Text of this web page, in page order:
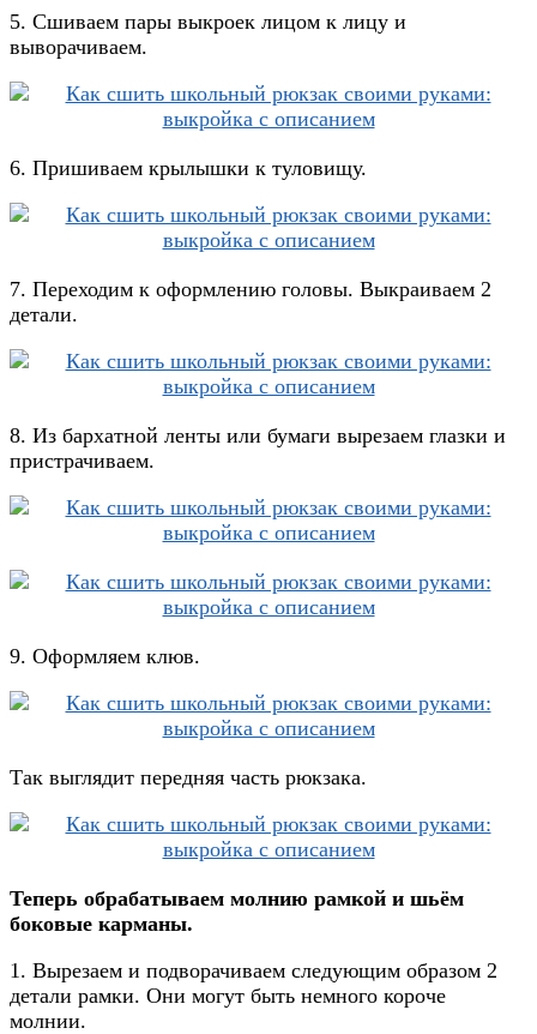
5. Сшиваем пары выкроек лицом к лицу и
выворачиваем.
6. Пришиваем крылышки к туловищу.
7. Переходим к оформлению головы. Выкраиваем 2
детали.
8. Из бархатной ленты или бумаги вырезаем глазки и
пристрачиваем.
9. Оформляем клюв.
Так выглядит передняя часть рюкзака.
Теперь обрабатываем молнию рамкой и шьём
боковые карманы.
1. Вырезаем и подворачиваем следующим образом 2
детали рамки. Они могут быть немного короче
молнии.